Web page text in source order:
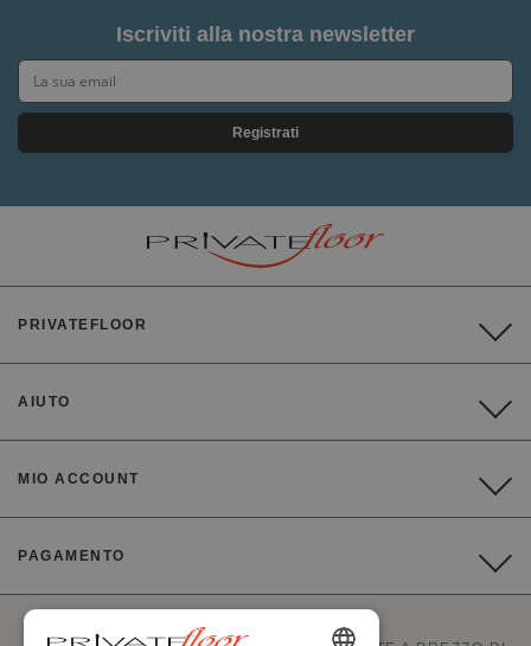
Iscriviti alla nostra newsletter
Registrati
PRIVATEFLOOR
AIUTO
MIO ACCOUNT
PAGAMENTO